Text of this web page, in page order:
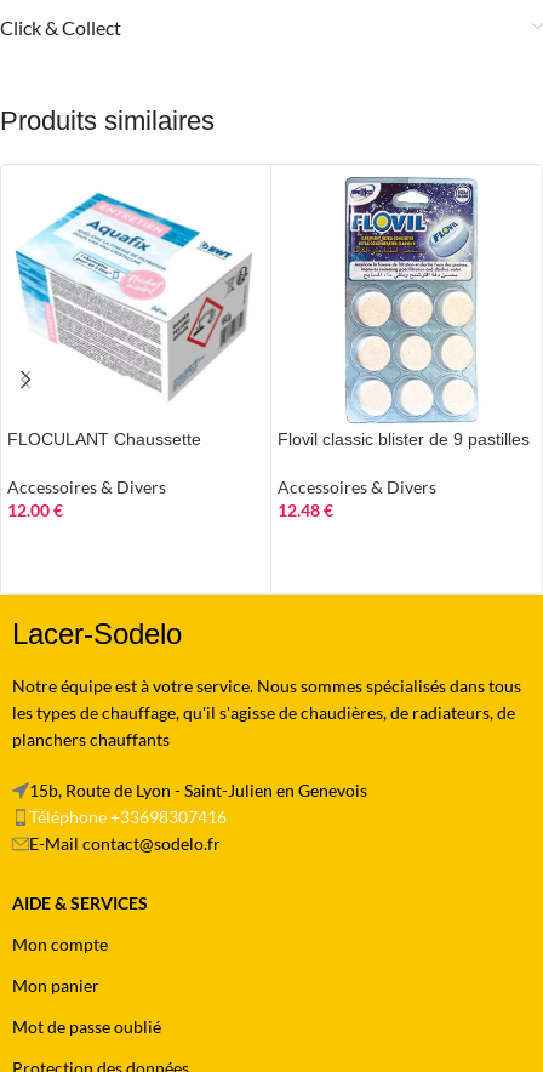
Click & Collect
Produits similaires
FLOCULANT Chaussette
Accessoires & Divers
12.00€
Flovil classic blister de 9 pastilles
Accessoires & Divers
12.48€
Lacer-Sodelo
Notre équipe est à votre service. Nous sommes spécialisés dans tous
les types de chauffage, qu'il s'agisse de chaudières, de radiateurs, de
planchers chauffants
15b, Route de Lyon - Saint-Julien en Genevois
Téléphone +33698307416
E-Mail contact@sodelo.fr
AIDE & SERVICES
Mon compte
Mon panier
Mot de passe oublié
Protection des données